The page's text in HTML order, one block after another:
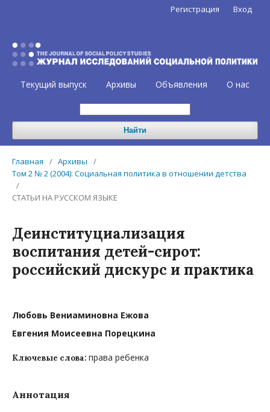
Текущий выпуск Архивы Объявления О нас
Найти
Регистрация Вход
Главная / Архивы
/
Том 2 № 2 (2004): Социальная политика в отношении детства
/
СТАТЬИ НА РУССКОМ ЯЗЫКЕ
Деинституциализация
воспитания детей-сирот:
российский дискурс и практика
Любовь Вениаминовна Ежова
Евгения Моисеевна Порецкина
Ключевые слова: права ребенка
Аннотация